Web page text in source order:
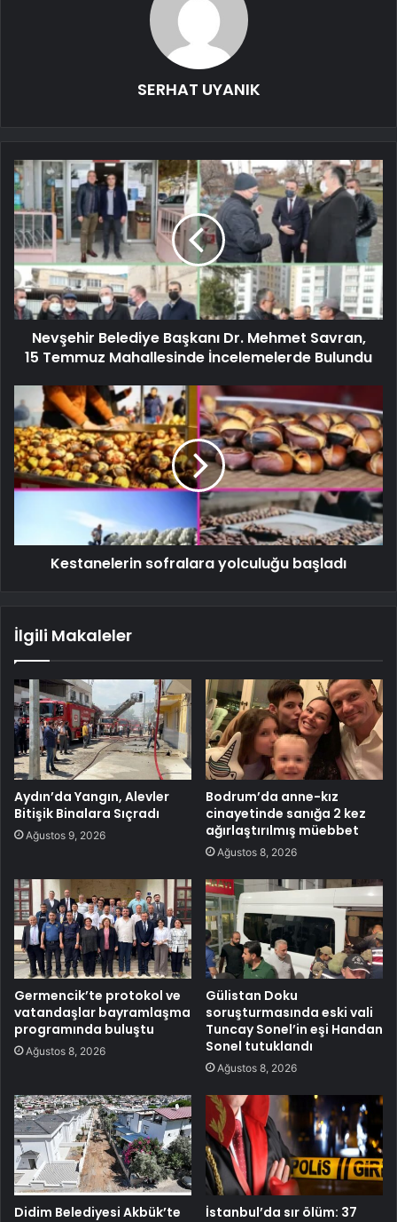
SERHAT UYANIK
Nevşehir Belediye Başkanı Dr. Mehmet Savran,
15 Temmuz Mahallesinde İncelemelerde Bulundu
Kestanelerin sofralara yolculuğu başladı
İlgili Makaleler
Aydın’da Yangın, Alevler
Bitişik Binalara Sıçradı
Ağustos 9, 2026
Bodrum’da anne-kız
cinayetinde sanığa 2 kez
ağırlaştırılmış müebbet
Ağustos 8, 2026
Germencik’te protokol ve
vatandaşlar bayramlaşma
programında buluştu
Ağustos 8, 2026
Gülistan Doku
soruşturmasında eski vali
Tuncay Sonel’in eşi Handan
Sonel tutuklandı
Ağustos 8, 2026
Didim Belediyesi Akbük’te
İstanbul’da sır ölüm: 37